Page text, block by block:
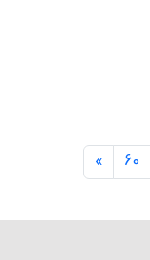
60
»